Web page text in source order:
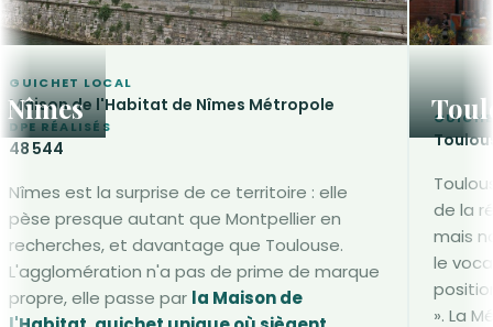
Nîmes
GUICHET LOCAL
Maison de l'Habitat de Nîmes Métropole
DPE RÉALISÉS
48 544
Nîmes est la surprise de ce territoire : elle
pèse presque autant que Montpellier en
recherches, et davantage que Toulouse.
L'agglomération n'a pas de prime de marque
propre, elle passe par la Maison de
de la
mais
le
». La